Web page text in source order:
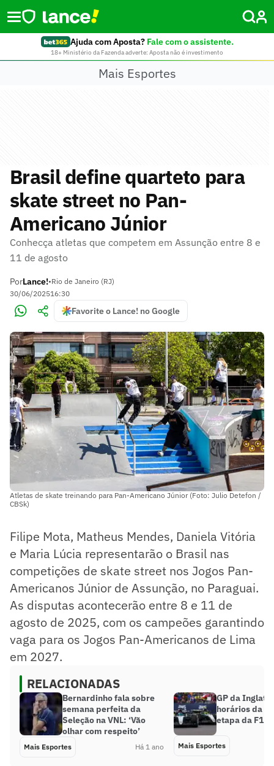
Ajuda com Aposta? Fale com o assistente.
18+ Ministério da Fazenda adverte: Aposta não é investimento
Mais Esportes
Brasil define quarteto para
skate street no Pan-
Americano Júnior
Conhecça atletas que competem em Assunção entre 8 e
11 de agosto
PorLance!•Rio de Janeiro (RJ)
30/06/202516:30
Favorite o Lance! no Google
Atletas de skate treinando para Pan-Americano Júnior (Foto: Julio Detefon /
CBSk)
Filipe Mota, Matheus Mendes, Daniela Vitória
e Maria Lúcia representarão o Brasil nas
competições de skate street nos Jogos Pan-
Americanos Júnior de Assunção, no Paraguai.
As disputas acontecerão entre 8 e 11 de
agosto de 2025, com os campeões garantindo
vaga para os Jogos Pan-Americanos de Lima
em 2027.
RELACIONADAS
Bernardinho fala sobre
semana perfeita da
Seleção na VNL: ‘Vão
olhar com respeito’
Mais Esportes Há 1 ano
GP da
horários da
etapa da F1
Mais Esportes